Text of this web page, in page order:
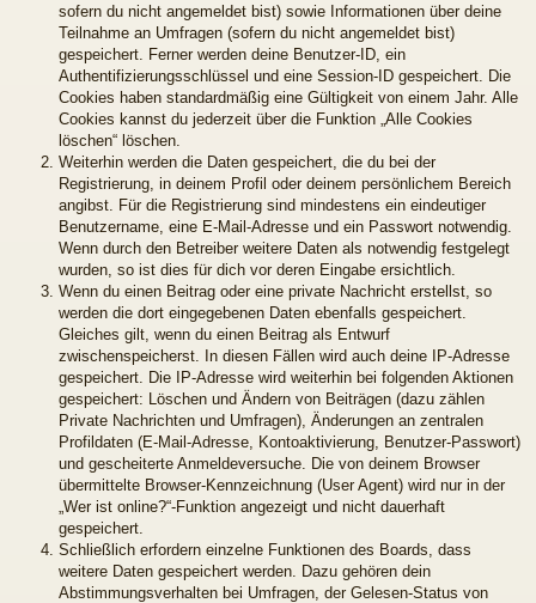
sofern du nicht angemeldet bist) sowie Informationen über deine
Teilnahme an Umfragen (sofern du nicht angemeldet bist)
gespeichert. Ferner werden deine Benutzer-ID, ein
Authentifizierungsschlüssel und eine Session-ID gespeichert. Die
Cookies haben standardmäßig eine Gültigkeit von einem Jahr. Alle
Cookies kannst du jederzeit über die Funktion „Alle Cookies
löschen“ löschen.
Weiterhin werden die Daten gespeichert, die du bei der
Registrierung, in deinem Profil oder deinem persönlichem Bereich
angibst. Für die Registrierung sind mindestens ein eindeutiger
Benutzername, eine E-Mail-Adresse und ein Passwort notwendig.
Wenn durch den Betreiber weitere Daten als notwendig festgelegt
wurden, so ist dies für dich vor deren Eingabe ersichtlich.
Wenn du einen Beitrag oder eine private Nachricht erstellst, so
werden die dort eingegebenen Daten ebenfalls gespeichert.
Gleiches gilt, wenn du einen Beitrag als Entwurf
zwischenspeicherst. In diesen Fällen wird auch deine IP-Adresse
gespeichert. Die IP-Adresse wird weiterhin bei folgenden Aktionen
gespeichert: Löschen und Ändern von Beiträgen (dazu zählen
Private Nachrichten und Umfragen), Änderungen an zentralen
Profildaten (E-Mail-Adresse, Kontoaktivierung, Benutzer-Passwort)
und gescheiterte Anmeldeversuche. Die von deinem Browser
übermittelte Browser-Kennzeichnung (User Agent) wird nur in der
„Wer ist online?“-Funktion angezeigt und nicht dauerhaft
gespeichert.
Schließlich erfordern einzelne Funktionen des Boards, dass
weitere Daten gespeichert werden. Dazu gehören dein
Abstimmungsverhalten bei Umfragen, der Gelesen-Status von